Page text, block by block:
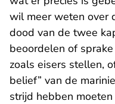
wil meer weten over
dood van de twee
beoordelen of
zoals eisers stellen,
belief” van de
strijd hebben